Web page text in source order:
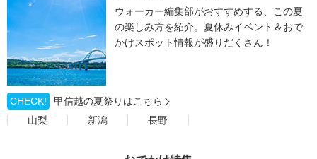
ウォーカー編集部がおすすめする、この夏
の楽しみ方を紹介。夏休みイベント＆おで
かけスポット情報が盛りだくさん！
CHECK!
甲信越の夏祭りはこちら
山梨
新潟 長野